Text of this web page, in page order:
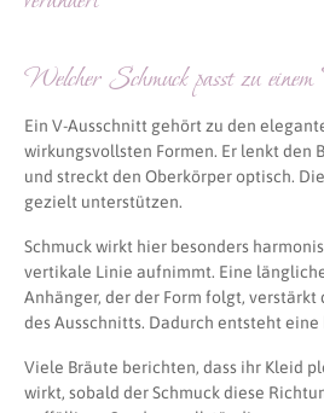
Welcher Schmuck passt zu einem
Ein V-Ausschnitt gehört zu den
wirkungsvollsten Formen. Er lenkt den
und streckt den Oberkörper optisch.
gezielt unterstützen.
Schmuck wirkt hier besonders
vertikale Linie aufnimmt. Eine
Anhänger, der der Form folgt,
des Ausschnitts. Dadurch entsteht
Viele Bräute berichten, dass ihr Kleid
wirkt, sobald der Schmuck diese